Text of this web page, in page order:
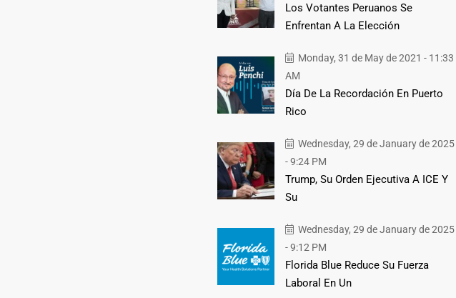
Los Votantes Peruanos Se
Enfrentan A La Elección
Monday, 31 de May de 2021 - 11:33
AM
Día De La Recordación En Puerto
Rico
Wednesday, 29 de January de 2025
- 9:24 PM
Trump, Su Orden Ejecutiva A ICE Y
Su
Wednesday, 29 de January de 2025
- 9:12 PM
Florida Blue Reduce Su Fuerza
Laboral En Un